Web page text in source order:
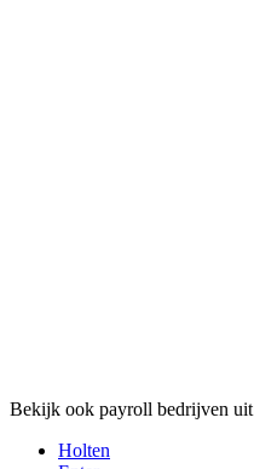
Bekijk ook payroll bedrijven uit
Holten